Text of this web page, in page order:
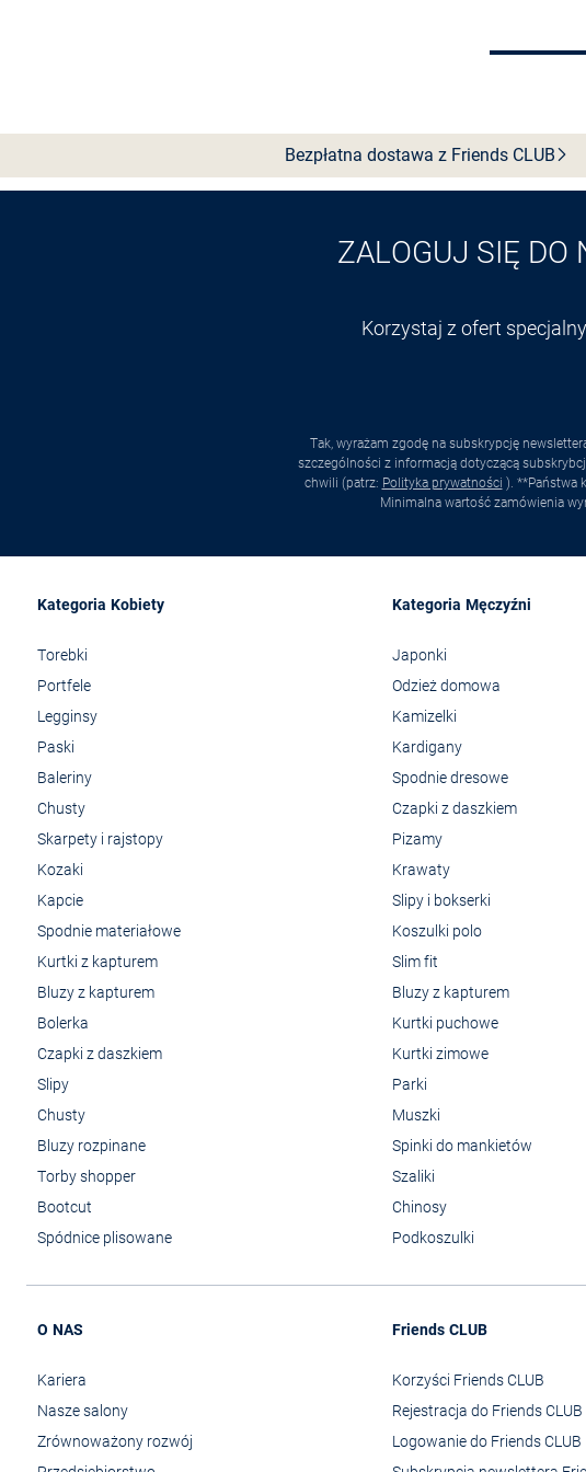
Bezpłatna dostawa z FriendsCLUB
ZALOGUJ SIĘ DO
Korzystaj z ofert
Tak, wyrażam zgodę na subskrypcję
szczególności z informacją dotyczącą
chwili (patrz: Polityka prywatności ). **Państwa
Minimalna wartość zamówienia
Kategoria Kobiety
Torebki
Portfele
Legginsy
Paski
Baleriny
Chusty
Skarpety i rajstopy
Kozaki
Kapcie
Spodnie materiałowe
Kurtki z kapturem
Bluzy z kapturem
Bolerka
Czapki z daszkiem
Slipy
Chusty
Bluzy rozpinane
Torby shopper
Bootcut
Spódnice plisowane
Kategoria Męczyźni
Japonki
Odzież domowa
Kamizelki
Kardigany
Spodnie dresowe
Czapki z daszkiem
Pizamy
Krawaty
Slipy i bokserki
Koszulki polo
Slim fit
Bluzy z kapturem
Kurtki puchowe
Kurtki zimowe
Parki
Muszki
Spinki do mankietów
Szaliki
Chinosy
Podkoszulki
O NAS
Kariera
Nasze salony
Zrównoważony rozwój
Friends CLUB
Korzyści Friends CLUB
Rejestracja do Friends CLUB
Logowanie do Friends CLUB